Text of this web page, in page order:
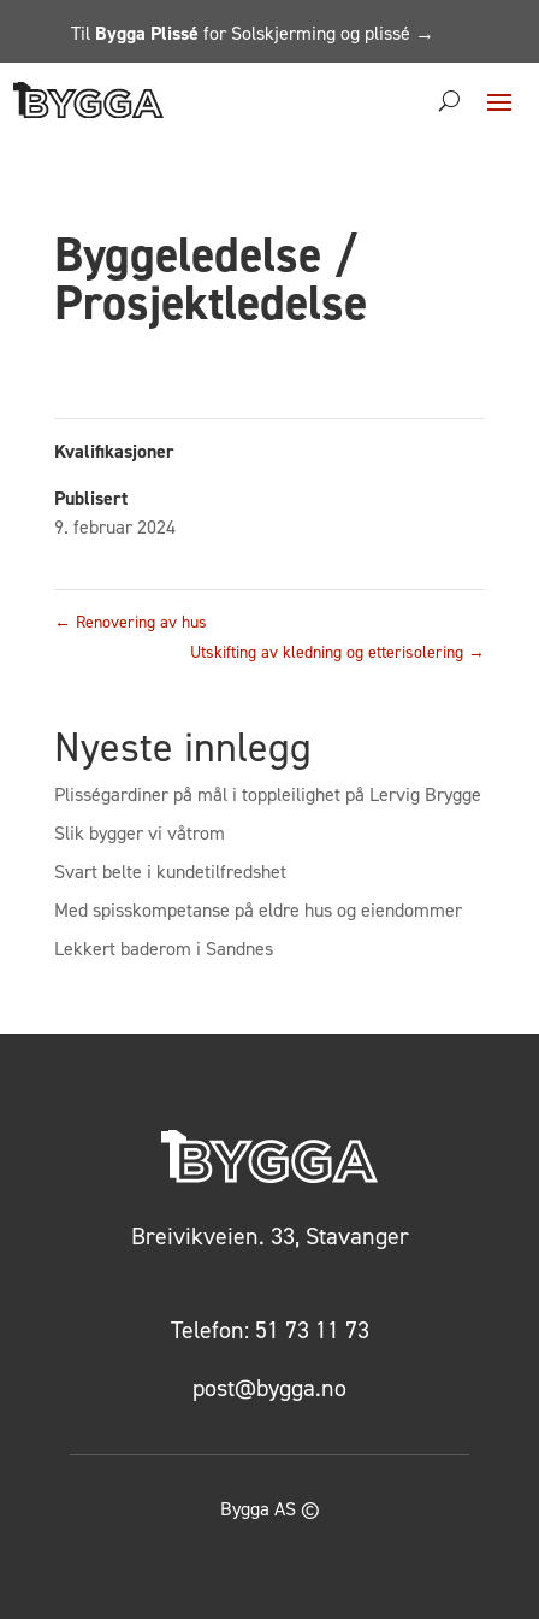
Til Bygga Plissé for Solskjerming og plissé →
Byggeledelse /
Prosjektledelse
Kvalifikasjoner
Publisert
9. februar 2024
← Renovering av hus
Utskifting av kledning og etterisolering →
Nyeste innlegg
Plisségardiner på mål i toppleilighet på Lervig Brygge
Slik bygger vi våtrom
Svart belte i kundetilfredshet
Med spisskompetanse på eldre hus og eiendommer
Lekkert baderom i Sandnes
Breivikveien. 33, Stavanger
Telefon: 51 73 11 73
post@bygga.no
Bygga AS ©